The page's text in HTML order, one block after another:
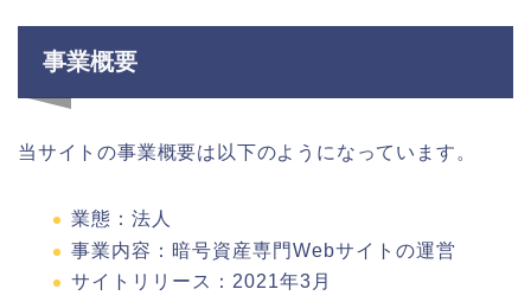
事業概要
当サイトの事業概要は以下のようになっています。
業態：法人
事業内容：暗号資産専門Webサイトの運営
サイトリリース：2021年3月